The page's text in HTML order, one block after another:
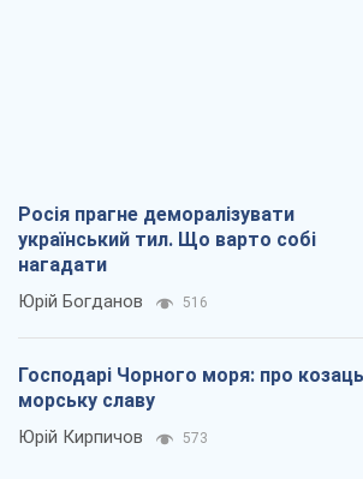
Росія прагне деморалізувати
український тил. Що варто собі
нагадати
Юрій Богданов 516
Господарі Чорного моря: про
морську славу
Юрій Кирпичов 573